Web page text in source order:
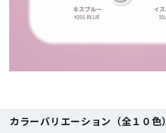
カラーバリエーション（全１０色）